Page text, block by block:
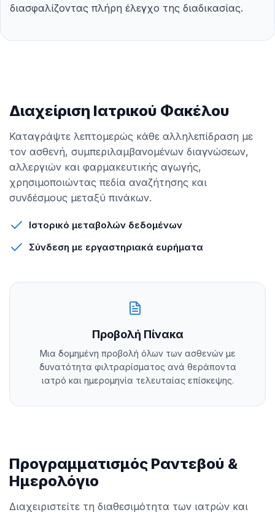
διασφαλίζοντας πλήρη έλεγχο της διαδικασίας.
Διαχείριση Ιατρικού Φακέλου
Καταγράψτε λεπτομερώς κάθε αλληλεπίδραση με
τον ασθενή, συμπεριλαμβανομένων διαγνώσεων,
αλλεργιών και φαρμακευτικής αγωγής,
χρησιμοποιώντας πεδία αναζήτησης και
συνδέσμους μεταξύ πινάκων.
Ιστορικό μεταβολών δεδομένων
Σύνδεση με εργαστηριακά ευρήματα
Προβολή Πίνακα
Μια δομημένη προβολή όλων των ασθενών με
δυνατότητα φιλτραρίσματος ανά θεράποντα
ιατρό και ημερομηνία τελευταίας επίσκεψης.
Προγραμματισμός Ραντεβού &
Ημερολόγιο
Διαχειριστείτε τη διαθεσιμότητα των ιατρών και